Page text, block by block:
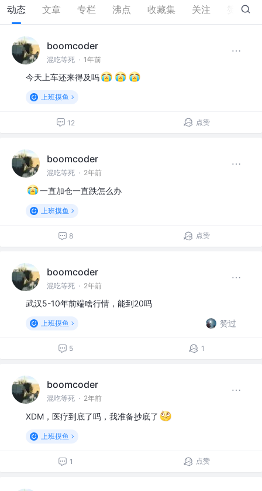
动态 文章 专栏 沸点 收藏集 关注 3
boomcoder
混吃等死 · 1年前
今天上车还来得及吗
上班摸鱼
12 点赞
boomcoder
混吃等死 · 2年前
一直加仓一直跌怎么办
上班摸鱼
8 点赞
boomcoder
混吃等死 · 2年前
武汉5-10年前端啥行情，能到20吗
上班摸鱼 赞过
5 1
boomcoder
混吃等死 · 2年前
XDM，医疗到底了吗，我准备抄底了
上班摸鱼
1 点赞